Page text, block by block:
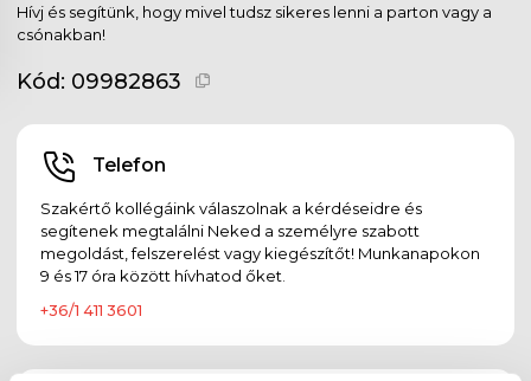
Hívj és segítünk, hogy mivel tudsz sikeres lenni a parton vagy a
csónakban!
Kód: 09982863
Telefon
Szakértő kollégáink válaszolnak a kérdéseidre és
segítenek megtalálni Neked a személyre szabott
megoldást, felszerelést vagy kiegészítőt! Munkanapokon
9 és 17 óra között hívhatod őket.
+36/1 411 3601